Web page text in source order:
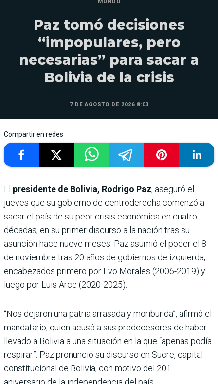
MUNDO
Paz tomó decisiones
“impopulares, pero
necesarias” para sacar a
Bolivia de la crisis
7 DE AGOSTO DE 2026 8:03
Compartir en redes
El presidente de Bolivia, Rodrigo Paz, aseguró el
jueves que su gobierno de centroderecha comenzó a
sacar el país de su peor crisis económica en cuatro
décadas, en su primer discurso a la nación tras su
asunción hace nueve meses. Paz asumió el poder el 8
de noviembre tras 20 años de gobiernos de izquierda,
encabezados primero por Evo Morales (2006-2019) y
luego por Luis Arce (2020-2025).
“Nos dejaron una patria arrasada y moribunda”, afirmó el
mandatario, quien acusó a sus predecesores de haber
llevado a Bolivia a una situación en la que “apenas podía
respirar”. Paz pronunció su discurso en Sucre, capital
constitucional de Bolivia, con motivo del 201
aniversario de la independencia del país.